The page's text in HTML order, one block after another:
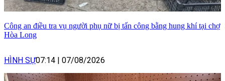
Công an điều tra vụ người phụ nữ bị tấn công bằng hung khí tại chợ
Hòa Long
HÌNH SỰ07:14 | 07/08/2026